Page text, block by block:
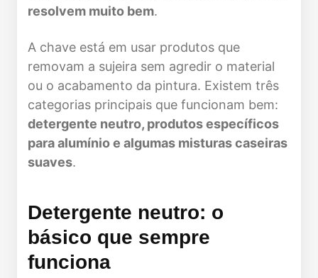
resolvem muito bem.
A chave está em usar produtos que
removam a sujeira sem agredir o material
ou o acabamento da pintura. Existem três
categorias principais que funcionam bem:
detergente neutro, produtos específicos
para alumínio e algumas misturas caseiras
suaves.
Detergente neutro: o
básico que sempre
funciona